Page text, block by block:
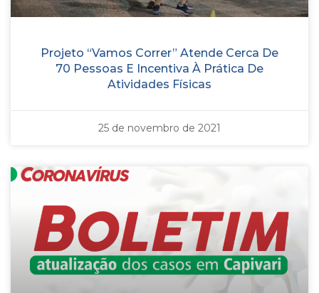
Projeto “Vamos Correr” Atende Cerca De
70 Pessoas E Incentiva À Prática De
Atividades Físicas
25 de novembro de 2021